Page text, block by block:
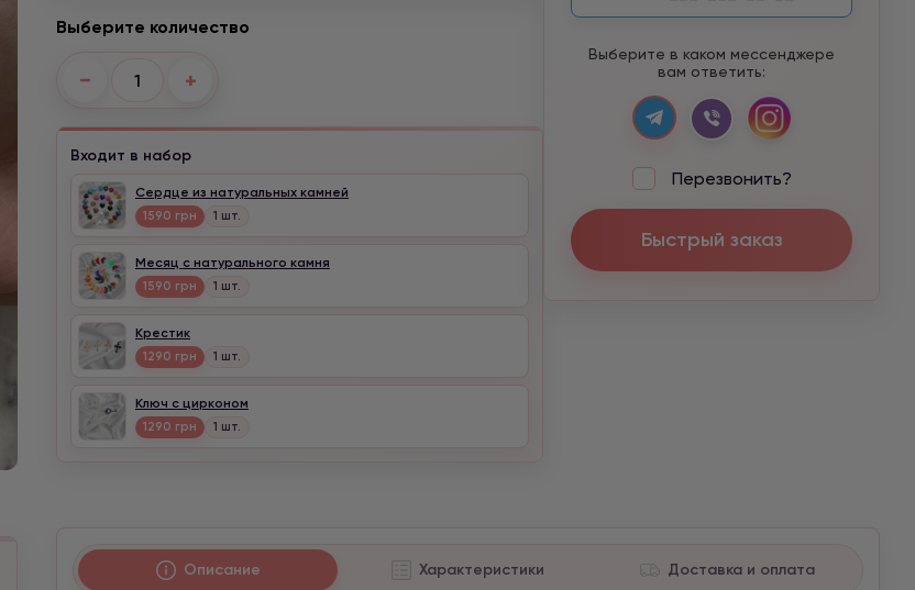
Выберите количество
− +
Входит в набор
Сердце из натуральных камней
1590 грн 1 шт.
Месяц с натурального камня
1590 грн 1 шт.
Крестик
1290 грн 1 шт.
Ключ с цирконом
1290 грн 1 шт.
Выберите в каком мессенджере
вам ответить:
Перезвонить?
Быстрый заказ
Описание Характеристики Доставка и оплата